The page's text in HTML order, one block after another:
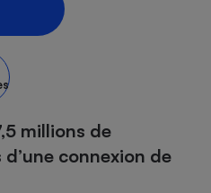
millions de
connexion de
Assurance emprunteur
Internet
Mutuelle